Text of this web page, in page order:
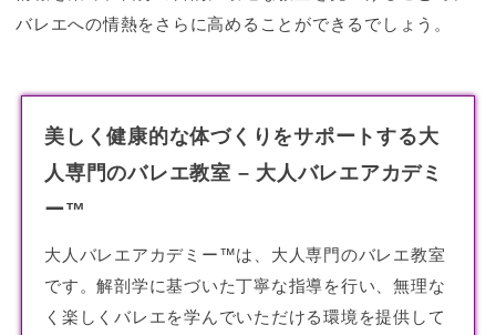
バレエへの情熱をさらに高めることができるでしょう。
美しく健康的な体づくりをサポートする大
人専門のバレエ教室 – 大人バレエアカデミ
ー™
大人バレエアカデミー™は、大人専門のバレエ教室
です。解剖学に基づいた丁寧な指導を行い、無理な
く楽しくバレエを学んでいただける環境を提供して